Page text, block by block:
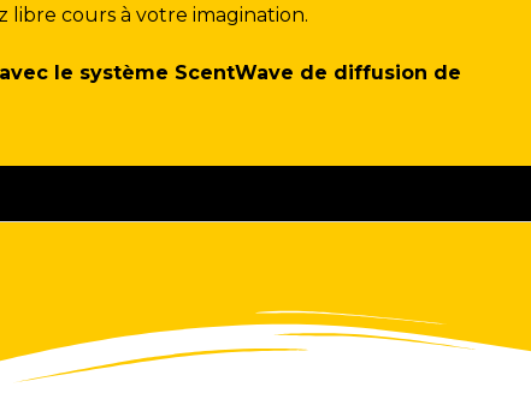
libre cours à votre imagination.
le système ScentWave de diffusion de